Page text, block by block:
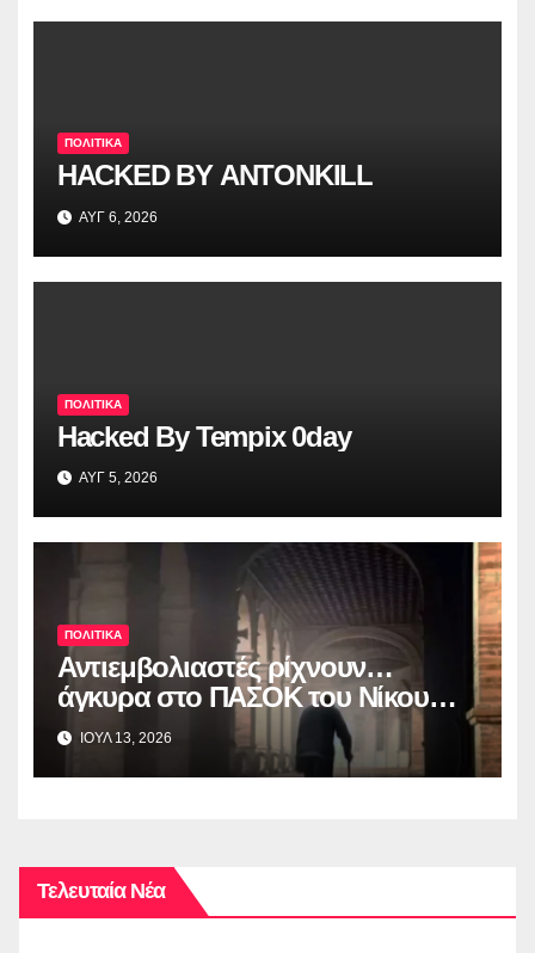
ΠΟΛΙΤΙΚΑ
HACKED BY ANTONKILL
ΑΥΓ 6, 2026
ΠΟΛΙΤΙΚΑ
Hacked By Tempix 0day
ΑΥΓ 5, 2026
ΠΟΛΙΤΙΚΑ
Αντιεμβολιαστές ρίχνουν…
άγκυρα στο ΠΑΣΟΚ του Nίκου
Ανδρουλάκη
ΙΟΥΛ 13, 2026
Τελευταία Νέα